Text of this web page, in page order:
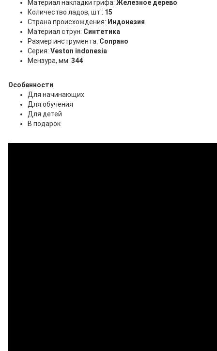
Материал накладки грифа:Железное дерево
Количество ладов, шт.: 15
Страна происхождения: Индонезия
Материал струн: Синтетика
Размер инструмента: Сопрано
Серия:Veston indonesia
Мензура, мм:344
Особенности
Для начинающих
Для обучения
Для детей
В подарок